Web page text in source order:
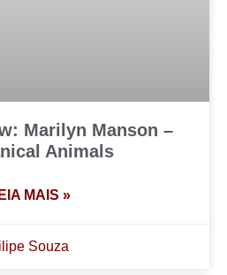
Marilyn Manson –
Animals
MAIS »
Souza